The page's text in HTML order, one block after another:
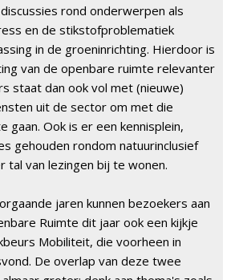
rond onderwerpen als
en de stikstofproblematiek
in de groeninrichting. Hierdoor is
van de openbare ruimte relevanter
staat dan ook vol met (nieuwe)
uit de sector om met die
gaan. Ook is er een kennisplein,
gehouden rondom natuurinclusief
tal van lezingen bij te wonen.
jaren kunnen bezoekers aan
Ruimte dit jaar ook een kijkje
Mobiliteit, die voorheen in
De overlap van deze twee